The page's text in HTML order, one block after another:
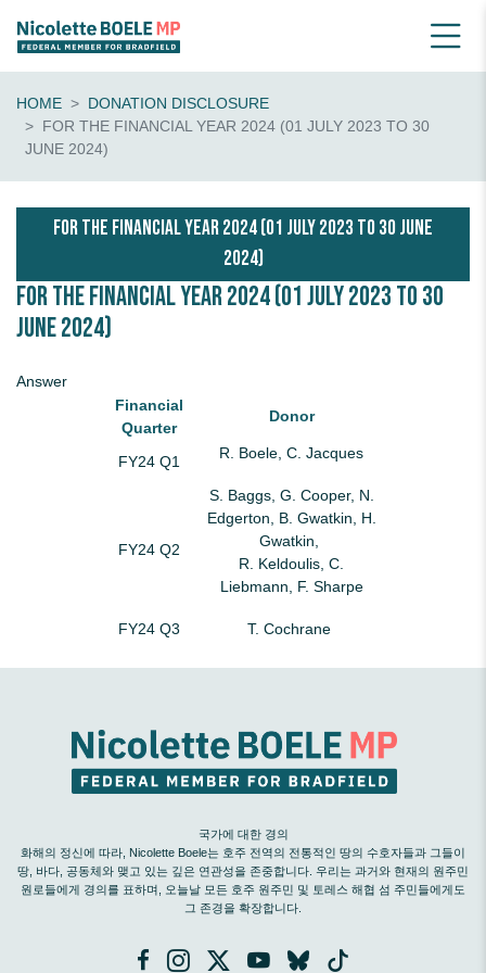
HOME
DONATION DISCLOSURE
FOR THE FINANCIAL YEAR 2024 (01 JULY 2023 TO 30
JUNE 2024)
FOR THE FINANCIAL YEAR 2024 (01 JULY 2023 TO 30 JUNE
2024)
For the Financial Year 2024 (01 July 2023 to 30
June 2024)
Answer
Financial
Quarter
Donor
FY24 Q1 R. Boele, C. Jacques
FY24 Q2
S. Baggs, G. Cooper, N.
Edgerton, B. Gwatkin, H.
Gwatkin,
R. Keldoulis, C.
Liebmann, F. Sharpe
FY24 Q3 T. Cochrane
국가에 대한 경의
화해의 정신에 따라, Nicolette Boele는 호주 전역의 전통적인 땅의 수호자들과 그들이
땅, 바다, 공동체와 맺고 있는 깊은 연관성을 존중합니다. 우리는 과거와 현재의 원주민
원로들에게 경의를 표하며, 오늘날 모든 호주 원주민 및 토레스 해협 섬 주민들에게도
그 존경을 확장합니다.